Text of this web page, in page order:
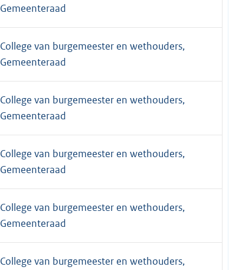
Gemeenteraad
College van burgemeester en wethouders,
Gemeenteraad
College van burgemeester en wethouders,
Gemeenteraad
College van burgemeester en wethouders,
Gemeenteraad
College van burgemeester en wethouders,
Gemeenteraad
College van burgemeester en wethouders,